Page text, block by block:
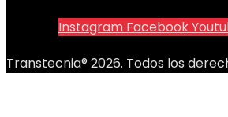
Instagram Facebook
Transtecnia® 2026. Todos los